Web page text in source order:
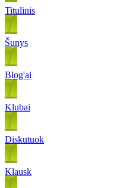
Titulinis
Šunys
Blog'ai
Klubai
Diskutuok
Klausk